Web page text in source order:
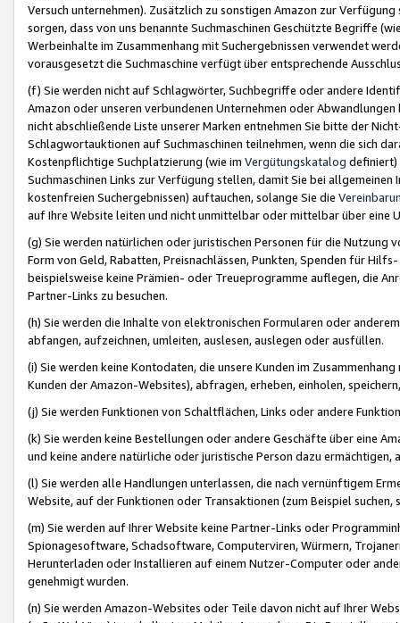
Versuch unternehmen). Zusätzlich zu sonstigen Amazon zur
sorgen, dass von uns benannte Suchmaschinen Geschützte Begriffe
Werbeinhalte im Zusammenhang mit Suchergebnissen verwendet
vorausgesetzt die Suchmaschine verfügt über entsprechende
(f) Sie werden nicht auf Schlagwörter, Suchbegriffe oder andere
Amazon oder unseren verbundenen Unternehmen oder
nicht abschließende Liste unserer Marken entnehmen Sie bitte der
Schlagwortauktionen auf Suchmaschinen teilnehmen, wenn die sich
Kostenpflichtige Suchplatzierung (wie im Vergütungskatalog definiert)
Suchmaschinen Links zur Verfügung stellen, damit Sie bei
kostenfreien Suchergebnissen) auftauchen, solange Sie die
auf Ihre Website leiten und nicht unmittelbar oder mittelbar über eine
(g) Sie werden natürlichen oder juristischen Personen für die Nutzung
Form von Geld, Rabatten, Preisnachlässen, Punkten, Spenden für
beispielsweise keine Prämien- oder Treueprogramme auflegen, die
Partner-Links zu besuchen.
(h) Sie werden die Inhalte von elektronischen Formularen oder
abfangen, aufzeichnen, umleiten, auslesen, auslegen oder ausfüllen.
(i) Sie werden keine Kontodaten, die unsere Kunden im
Kunden der Amazon-Websites), abfragen, erheben, einholen,
(j) Sie werden Funktionen von Schaltflächen, Links oder andere
(k) Sie werden keine Bestellungen oder andere Geschäfte über eine
und keine andere natürliche oder juristische Person dazu
(l) Sie werden alle Handlungen unterlassen, die nach vernünftigem
Website, auf der Funktionen oder Transaktionen (zum Beispiel
(m) Sie werden auf Ihrer Website keine Partner-Links oder
Spionagesoftware, Schadsoftware, Computerviren, Würmern,
Herunterladen oder Installieren auf einem Nutzer-Computer oder
genehmigt wurden.
(n) Sie werden Amazon-Websites oder Teile davon nicht auf Ihrer